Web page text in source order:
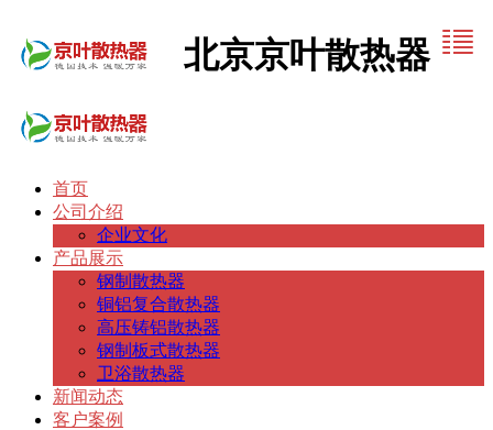
北京京叶散热器
首页
公司介绍
企业文化
产品展示
钢制散热器
铜铝复合散热器
高压铸铝散热器
钢制板式散热器
卫浴散热器
新闻动态
客户案例